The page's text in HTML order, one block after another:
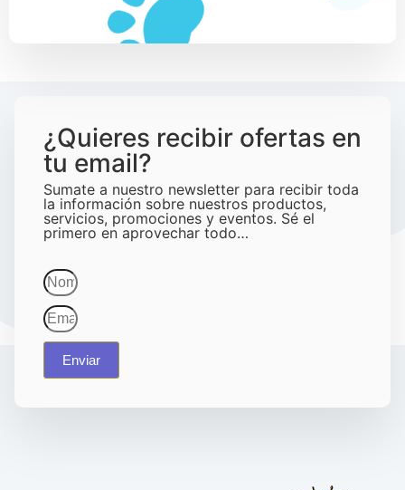
¿Quieres recibir ofertas en
tu email?
Sumate a nuestro newsletter para recibir toda
la información sobre nuestros productos,
servicios, promociones y eventos. Sé el
primero en aprovechar todo…
Enviar